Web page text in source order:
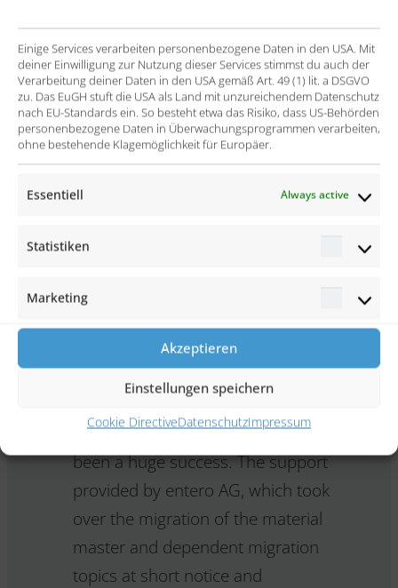
Einige Services verarbeiten personenbezogene Daten in den USA. Mit
deiner Einwilligung zur Nutzung dieser Services stimmst du auch der
Verarbeitung deiner Daten in den USA gemäß Art. 49 (1) lit. a DSGVO
zu. Das EuGH stuft die USA als Land mit unzureichendem Datenschutz
nach EU-Standards ein. So besteht etwa das Risiko, dass US-Behörden
personenbezogene Daten in Überwachungsprogrammen verarbeiten,
ohne bestehende Klagemöglichkeit für Europäer.
Essentiell Always active
Statistiken
Marketing
Akzeptieren
Einstellungen speichern
Cookie DirectiveDatenschutzImpressum
Implementation of inventory migration
The success
Expansion of the migrated material master from
38,000 to 300,000 parts
Provision of the necessary master data quality for
Successful inventory migration
maintenance team
The introduction of SAP at Hymer
Original Parts & Accessories has
been a huge success. The support
provided by entero AG, which took
over the migration of the material
master and dependent migration
topics at short notice and